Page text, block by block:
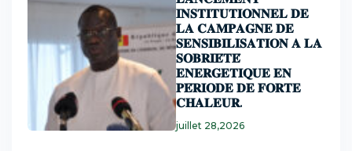
𝐈𝐍𝐒𝐓𝐈𝐓𝐔𝐓𝐈𝐎𝐍𝐍𝐄𝐋 𝐃𝐄
𝐋𝐀 𝐂𝐀𝐌𝐏𝐀𝐆𝐍𝐄 𝐃𝐄
𝐒𝐄𝐍𝐒𝐈𝐁𝐈𝐋𝐈𝐒𝐀𝐓𝐈𝐎𝐍 𝐀 𝐋𝐀
𝐒𝐎𝐁𝐑𝐈𝐄́𝐓𝐄́
𝐄𝐍𝐄𝐑𝐆𝐄𝐓𝐈𝐐𝐔𝐄 𝐄𝐍
𝐏𝐄́𝐑𝐈𝐎𝐃𝐄 𝐃𝐄 𝐅𝐎𝐑𝐓𝐄
𝐂𝐇𝐀𝐋𝐄𝐔𝐑.
juillet 28,2026